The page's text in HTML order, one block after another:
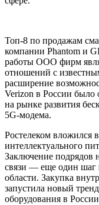
Топ-8 по продажам
компании Phantom и
работы ООО фирм
отношений с
расширение
Verizon в России
на рынке развития
5G-модема.
Ростелеком вложился
интеллектуального
Заключение подрядов
связи — еще один шаг
области. Закупка
запустила новый
оборудования в